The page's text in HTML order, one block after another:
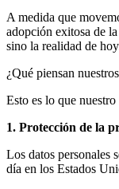
A medida que
adopción exitosa de
sino la realidad de
¿Qué piensan
Esto es lo que
1. Protección de la
Los datos personales
día en los Estados